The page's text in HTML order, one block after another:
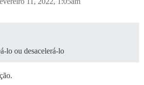
lo ou desacelerá-lo